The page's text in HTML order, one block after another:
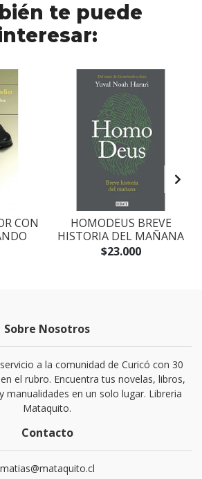
te puede
CON
HOMODEUS BREVE
HISTORIA DEL MAÑANA
$23.000
Sobre Nosotros
a la comunidad de Curicó con 30
el rubro. Encuentra tus novelas, libros,
manualidades en un solo lugar. Libreria
Mataquito.
Contacto
matias@mataquito.cl